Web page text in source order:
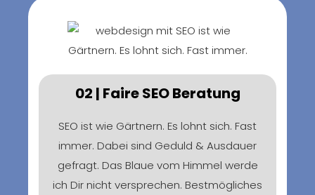
02 | Faire SEO Beratung
SEO ist wie Gärtnern. Es lohnt sich. Fast
immer. Dabei sind Geduld & Ausdauer
gefragt. Das Blaue vom Himmel werde
ich Dir nicht versprechen. Bestmögliches